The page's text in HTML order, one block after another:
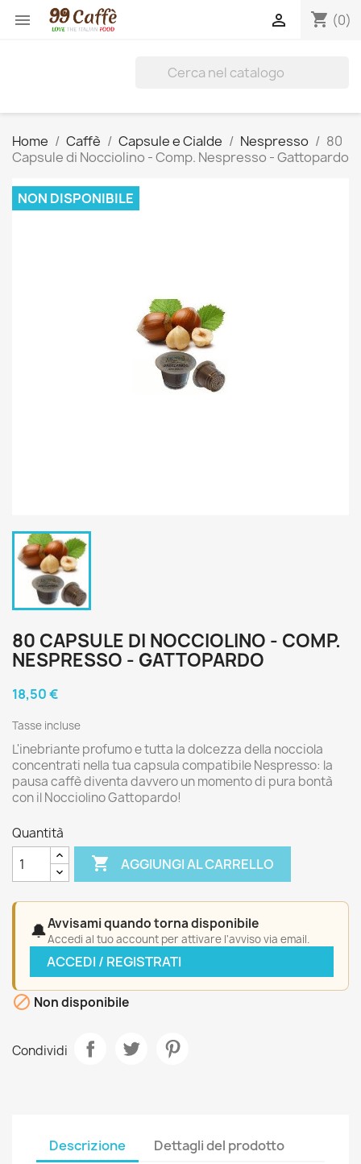
 shopping_cart (0)

Home Caffè Capsule e Cialde Nespresso
80
Capsule di Nocciolino - Comp. Nespresso - Gattopardo
NON DISPONIBILE
80 CAPSULE DI NOCCIOLINO - COMP.
NESPRESSO - GATTOPARDO
18,50 €
Tasse incluse
L'inebriante profumo e tutta la dolcezza della nocciola
concentrati nella tua capsula compatibile Nespresso: la
pausa caffè diventa davvero un momento di pura bontà
con il Nocciolino Gattopardo!
Quantità
 AGGIUNGI AL CARRELLO
🔔Avvisami quando torna disponibile
Accedi al tuo account per attivare l'avviso via email.
ACCEDI / REGISTRATI
 Non disponibile
Condividi
Descrizione Dettagli del prodotto